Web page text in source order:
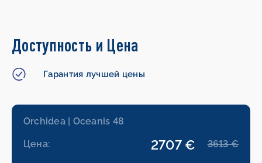
Доступность и Цена
Гарантия лучшей цены
Orchidea | Oceanis 48
Цена: 2707 € 3613 €